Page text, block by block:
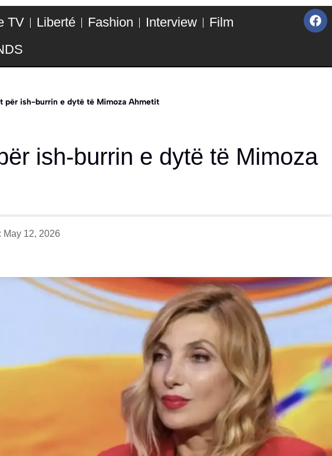
TV Liberté Fashion Interview
Film
për ish-burrin e dytë të Mimoza Ahmetit
ish-burrin e dytë të Mimoza
May 12, 2026